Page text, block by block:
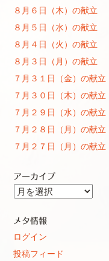
８月６日（木）の献立
８月５日（水）の献立
８月４日（火）の献立
８月３日（月）の献立
７月３１日（金）の献立
７月３０日（木）の献立
７月２９日（水）の献立
７月２８日（月）の献立
７月２７日（月）の献立
アーカイブ
ア
カ
イ
ブ
メタ情報
ログイン
投稿フィード